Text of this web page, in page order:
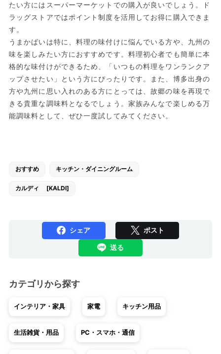
たい方にはスーパーマーケットでの購入が良いでしょう。ド
ラッグストアではポイント制度を活用してお得に購入できま
す。
うまかばいは特に、料理の味付けに悩んでいる方や、九州の
味を楽しみたい方におすすめです。料理初心者でも簡単に本
格的な味付けができるため、「いつもの料理をワンランクア
ップさせたい」という方にぴったりです。また、博多出身の
方や九州に思い入れのある方にとっては、故郷の味を再現で
きる貴重な調味料となるでしょう。家族みんなで楽しめる万
能調味料として、ぜひ一度試してみてください。
おすすめ キッチン・ダイニングルーム
カルディ [KALDI]
シェア ポスト
送る
カテゴリから探す
インテリア・家具 家電 キッチン用品
生活雑貨・用品 PC・スマホ・通信